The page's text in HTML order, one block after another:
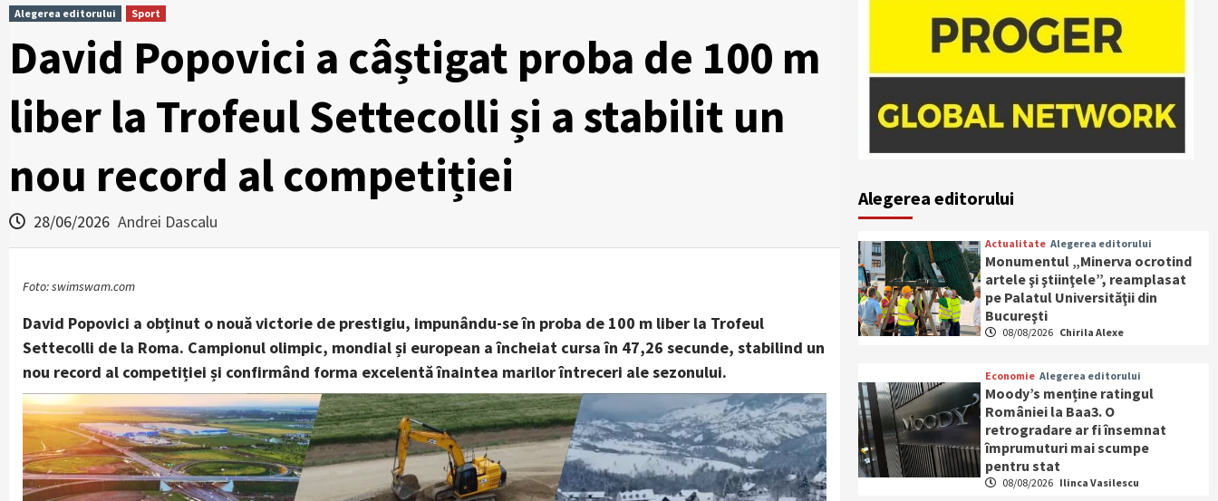
Alegerea editorului Sport
David Popovici a câștigat proba de 100 m
liber la Trofeul Settecolli și a stabilit un
nou record al competiției
28/06/2026 Andrei Dascalu
Foto: swimswam.com
David Popovici a obținut o nouă victorie de prestigiu, impunându-se în proba de 100 m liber la Trofeul
Settecolli de la Roma. Campionul olimpic, mondial și european a încheiat cursa în 47,26 secunde, stabilind un
nou record al competiției și confirmând forma excelentă înaintea marilor întreceri ale sezonului.
Alegerea editorului
Actualitate Alegerea editorului
Monumentul „Minerva ocrotind
artele şi ştiinţele”, reamplasat
pe Palatul Universităţii din
Bucureşti
08/08/2026 Chirila Alexe
Economie Alegerea editorului
Moody’s menține ratingul
României la Baa3. O
retrogradare ar fi însemnat
împrumuturi mai scumpe
pentru stat
08/08/2026 Ilinca Vasilescu